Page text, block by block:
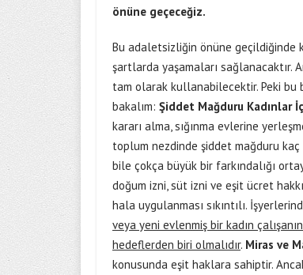
önüne geçeceğiz.
Bu adaletsizliğin önüne geçildiğinde
şartlarda yaşamaları sağlanacaktır.
tam olarak kullanabilecektir. Peki
bakalım: Şiddet Mağduru Kadınlar
kararı alma, sığınma evlerine
toplum nezdinde şiddet mağduru
bile çokça büyük bir farkındalığı
doğum izni, süt izni ve eşit ücret
hala uygulanması sıkıntılı.
veya yeni evlenmiş bir kadın
hedeflerden biri olmalıdır. Miras ve
konusunda eşit haklara sahiptir.